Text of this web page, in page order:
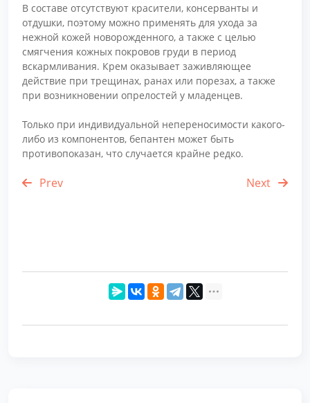
В составе отсутствуют красители, консерванты и
отдушки, поэтому можно применять для ухода за
нежной кожей новорожденного, а также с целью
смягчения кожных покровов груди в период
вскармливания. Крем оказывает заживляющее
действие при трещинах, ранах или порезах, а также
при возникновении опрелостей у младенцев.
Только при индивидуальной непереносимости какого-
либо из компонентов, бепантен может быть
противопоказан, что случается крайне редко.
Prev Next